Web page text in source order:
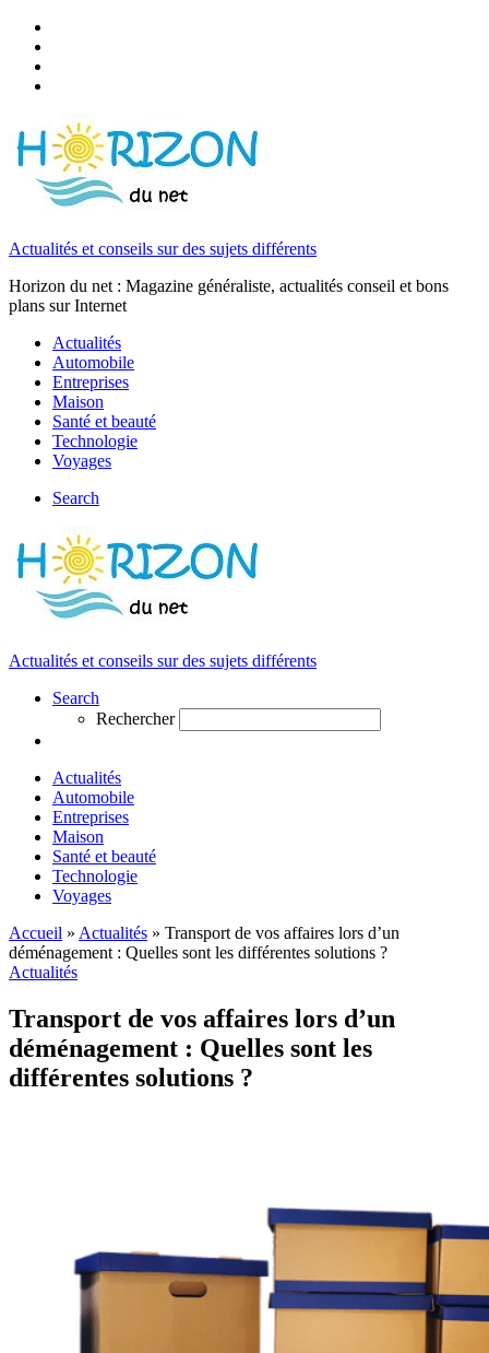
Actualités et conseils sur des sujets différents
Horizon du net : Magazine généraliste, actualités conseil et bons
plans sur Internet
Actualités
Automobile
Entreprises
Maison
Santé et beauté
Technologie
Voyages
Search
Actualités et conseils sur des sujets différents
Search
Rechercher
Actualités
Automobile
Entreprises
Maison
Santé et beauté
Technologie
Voyages
Accueil » Actualités » Transport de vos affaires lors d’un
déménagement : Quelles sont les différentes solutions ?
Actualités
Transport de vos affaires lors d’un
déménagement : Quelles sont les
différentes solutions ?